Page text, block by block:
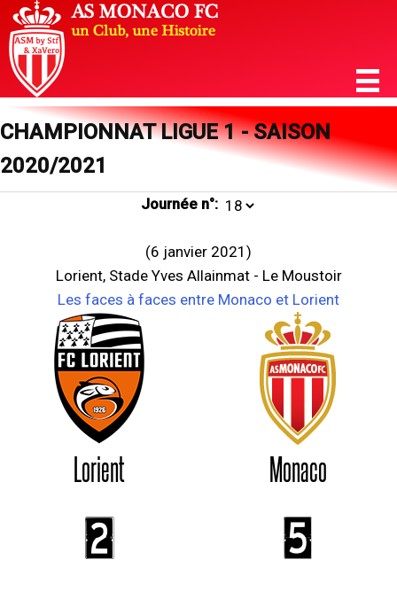
CHAMPIONNAT LIGUE 1 - SAISON
2020/2021
Journée n°:
(6 janvier 2021)
Lorient, Stade Yves Allainmat - Le Moustoir
Les faces à faces entre Monaco et Lorient
Lorient Monaco
2 5